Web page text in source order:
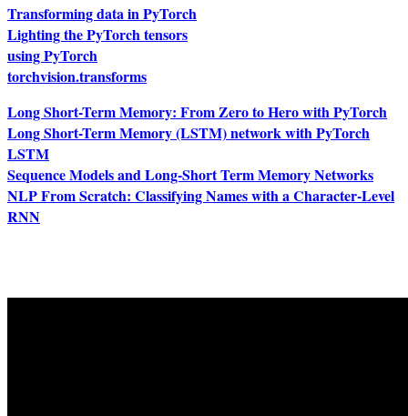
Transforming data in PyTorch
Lighting the PyTorch tensors
using PyTorch
torchvision.transforms
Long Short-Term Memory: From Zero to Hero with PyTorch
Long Short-Term Memory (LSTM) network with PyTorch
LSTM
Sequence Models and Long-Short Term Memory Networks
NLP From Scratch: Classifying Names with a Character-Level
RNN